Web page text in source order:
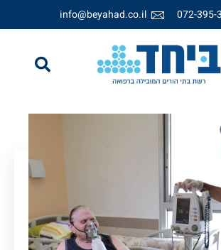
072-395-
info@beyahad.co.il